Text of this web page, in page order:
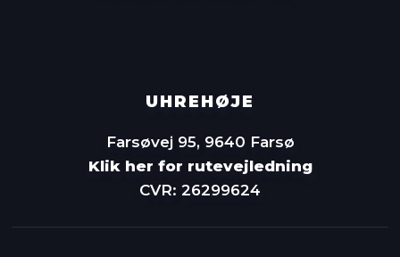
UHREHØJE
Farsøvej 95, 9640 Farsø
Klik her for rutevejledning
CVR: 26299624